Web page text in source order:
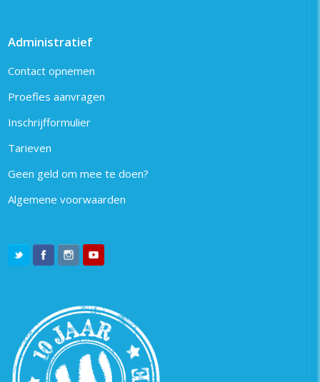
Administratief
Contact opnemen
Proefles aanvragen
Inschrijfformulier
Tarieven
Geen geld om mee te doen?
Algemene voorwaarden